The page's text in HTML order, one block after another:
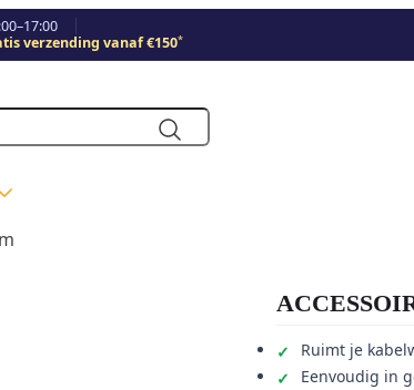
verzending vanaf €150*
Ruimt je
Eenvoudig in